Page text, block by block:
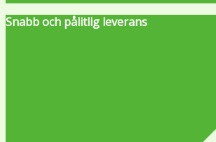
Snabb och pålitlig leverans